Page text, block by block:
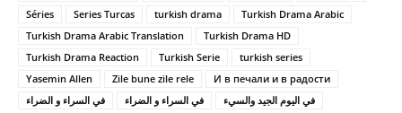
Séries
Series Turcas turkish drama
Turkish Drama Arabic
Turkish Drama Arabic Translation
Turkish Drama HD
Turkish Drama Reaction
Turkish Serie
turkish series
Yasemin Allen
Zile bune zile rele
И в печали и в радости
في السراء و الضراء
في اليوم الجيد والسيء